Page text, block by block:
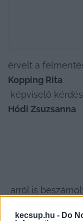
kecsup.hu - Do
érvelt a
Kopping Rita
képviselő
Hódi Zsuzsanna
arról is